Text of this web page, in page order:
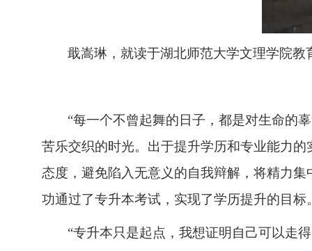
戢嵩琳 ，就读于湖北师范大学文理学院
“每一个不曾起舞的日子，都是对生命的
苦乐交织的时光。出于提升学历和专业能力的
态度，避免陷入无意义的自我辩解，将精力
功通过了专升本考试，实现了学历提升的目标
“专升本只是起点，我想证明自己可以走